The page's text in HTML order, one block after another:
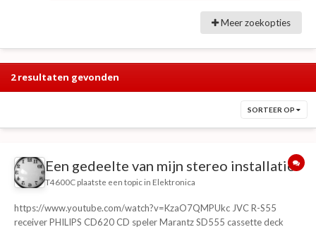
Meer zoekopties
2 resultaten gevonden
SORTEER OP
Een gedeelte van mijn stereo installatie.
T4600C plaatste een topic in Elektronica
https://www.youtube.com/watch?v=KzaO7QMPUkc JVC R-S55
receiver PHILIPS CD620 CD speler Marantz SD555 cassette deck